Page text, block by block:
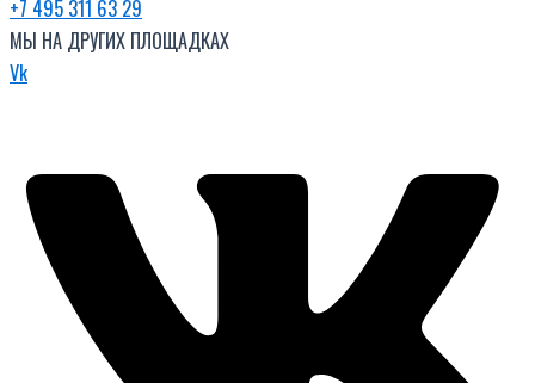
+7 495 311 63 29
МЫ НА ДРУГИХ ПЛОЩАДКАХ
Vk